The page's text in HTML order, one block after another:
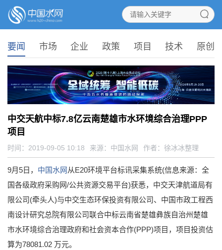
要闻 市场 企业 政策 项目 技术 原创
中交天航中标7.8亿云南楚雄市水环境综合治理PPP
项目
时间：2019-09-05 10:18 来源： 中国水网 作者：徐冰冰整理
9月5日， 中国水网 从E20环境平台标讯采集系统(信息来源：全
国各级政府采购网/公共资源交易平台)获悉，中交天津航道局有
限公司(牵头人)与中交生态环保投资有限公司、中国市政工程西
南设计研究总院有限公司联合中标云南省楚雄彝族自治州楚雄
市水环境综合治理政府和社会资本合作(PPP)项目，项目投资估
算为78081.02 万元。